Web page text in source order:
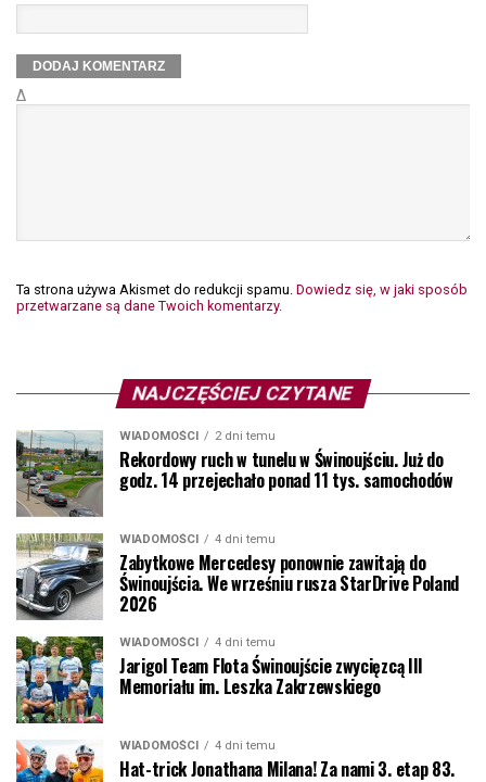
Δ
Ta strona używa Akismet do redukcji spamu. Dowiedz się, w jaki sposób
przetwarzane są dane Twoich komentarzy.
NAJCZĘŚCIEJ CZYTANE
WIADOMOŚCI 2 dni temu
Rekordowy ruch w tunelu w Świnoujściu. Już do
godz. 14 przejechało ponad 11 tys. samochodów
WIADOMOŚCI 4 dni temu
Zabytkowe Mercedesy ponownie zawitają do
Świnoujścia. We wrześniu rusza StarDrive Poland
2026
WIADOMOŚCI 4 dni temu
Jarigol Team Flota Świnoujście zwycięzcą III
Memoriału im. Leszka Zakrzewskiego
WIADOMOŚCI 4 dni temu
Hat-trick Jonathana Milana! Za nami 3. etap 83.